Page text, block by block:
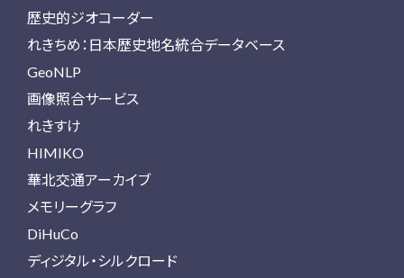
歴史的ジオコーダー
れきちめ：日本歴史地名統合データベース
GeoNLP
画像照合サービス
れきすけ
HIMIKO
華北交通アーカイブ
メモリーグラフ
DiHuCo
ディジタル・シルクロード